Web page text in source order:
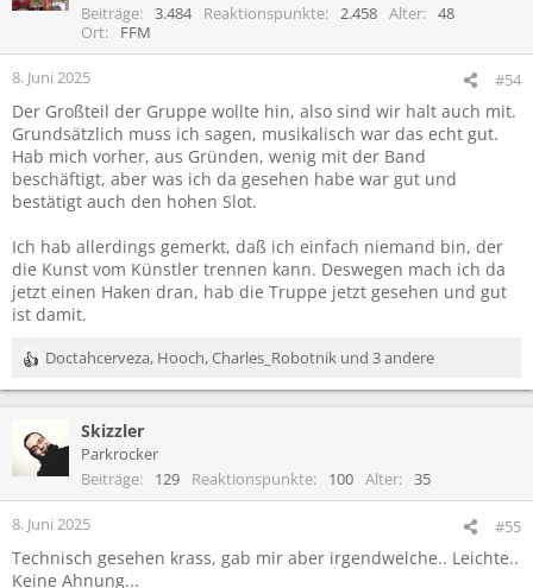
Beiträge
3.484 Reaktionspunkte 2.458 Alter
48
Ort
FFM
8. Juni 2025 #54
Der Großteil der Gruppe wollte hin, also sind wir halt auch mit.
Grundsätzlich muss ich sagen, musikalisch war das echt gut.
Hab mich vorher, aus Gründen, wenig mit der Band
beschäftigt, aber was ich da gesehen habe war gut und
bestätigt auch den hohen Slot.
Ich hab allerdings gemerkt, daß ich einfach niemand bin, der
die Kunst vom Künstler trennen kann. Deswegen mach ich da
jetzt einen Haken dran, hab die Truppe jetzt gesehen und gut
ist damit.
R
e
k
t
i
n
e
n
:
Doctahcerveza, Hooch,Charles_Robotnik und 3 andere
Skizzler
Parkrocker
Beiträge
129 Reaktionspunkte 100 Alter 35
8. Juni 2025 #55
Technisch gesehen krass, gab mir aber irgendwelche.. Leichte..
Keine Ahnung...